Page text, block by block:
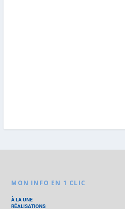
MON INFO EN 1 CLIC
À LA UNE
RÉALISATIONS